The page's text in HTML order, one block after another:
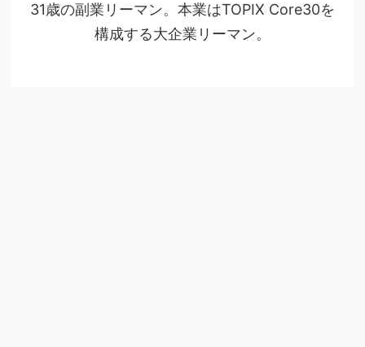
31歳の副業リーマン。本業はTOPIX Core30を
構成する大企業リーマン。